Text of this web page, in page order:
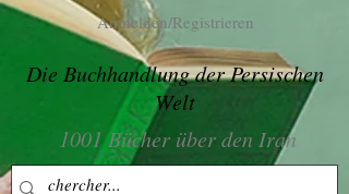
Anmelden/Registrieren
Die Buchhandlung der Persischen
Welt
1001 Bücher über den Iran